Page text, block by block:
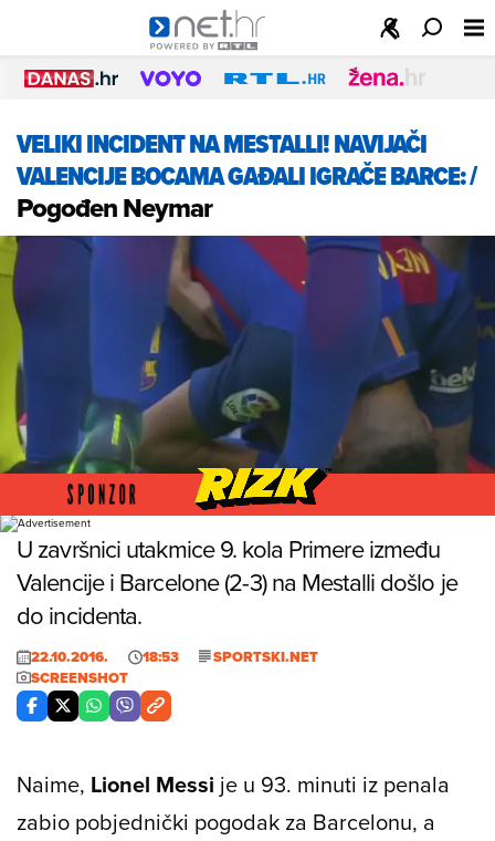
VELIKI INCIDENT NA MESTALLI! NAVIJAČI
VALENCIJE BOCAMA GAĐALI IGRAČE BARCE:/
Pogođen Neymar
Foto: Screenshot
U završnici utakmice 9. kola Primere između
Valencije i Barcelone (2-3) na Mestalli došlo je
do incidenta.
22.10.2016. 18:53
SPORTSKI.NET
SCREENSHOT
Naime, Lionel Messi je u 93. minuti iz penala
zabio pobjednički pogodak za Barcelonu, a